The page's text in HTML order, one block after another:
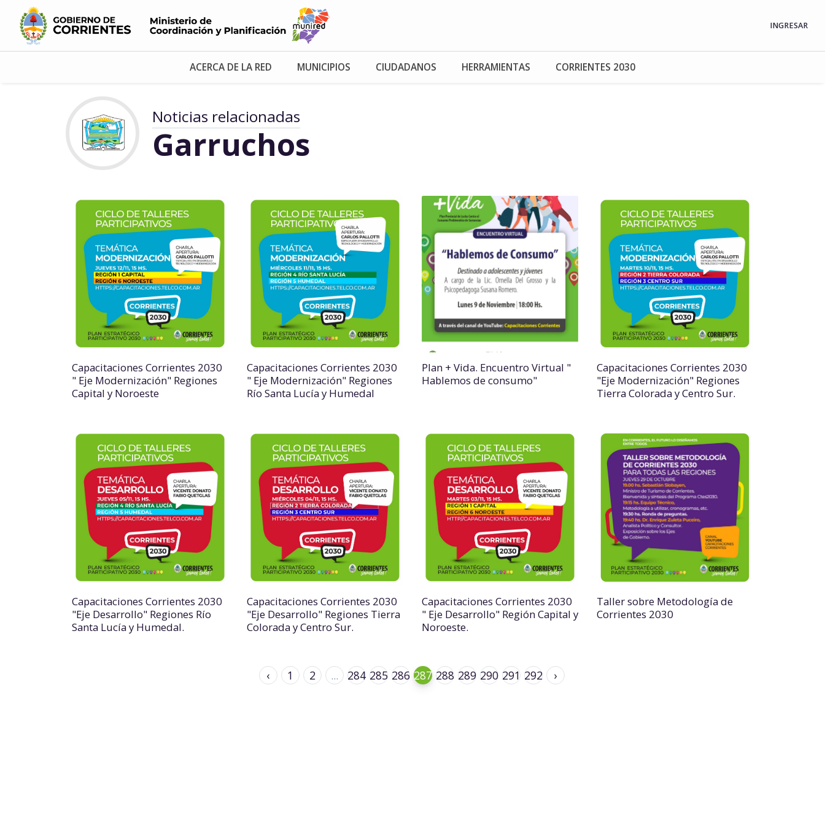
INGRESAR
ACERCA DE LA RED MUNICIPIOS CIUDADANOS HERRAMIENTAS CORRIENTES 2030
Noticias relacionadas
Garruchos
Capacitaciones Corrientes 2030
" Eje Modernización" Regiones
Capital y Noroeste
Capacitaciones Corrientes 2030
" Eje Modernización" Regiones
Río Santa Lucía y Humedal
Plan + Vida. Encuentro Virtual "
Hablemos de consumo"
Capacitaciones Corrientes 2030
"Eje Modernización" Regiones
Tierra Colorada y Centro Sur.
Capacitaciones Corrientes 2030
"Eje Desarrollo" Regiones Río
Santa Lucía y Humedal.
Capacitaciones Corrientes 2030
"Eje Desarrollo" Regiones Tierra
Colorada y Centro Sur.
Capacitaciones Corrientes 2030
" Eje Desarrollo" Región Capital y
Noroeste.
Taller sobre Metodología de
Corrientes 2030
‹ 1 2 ... 284 285 286 287 288 289 290 291 292 ›